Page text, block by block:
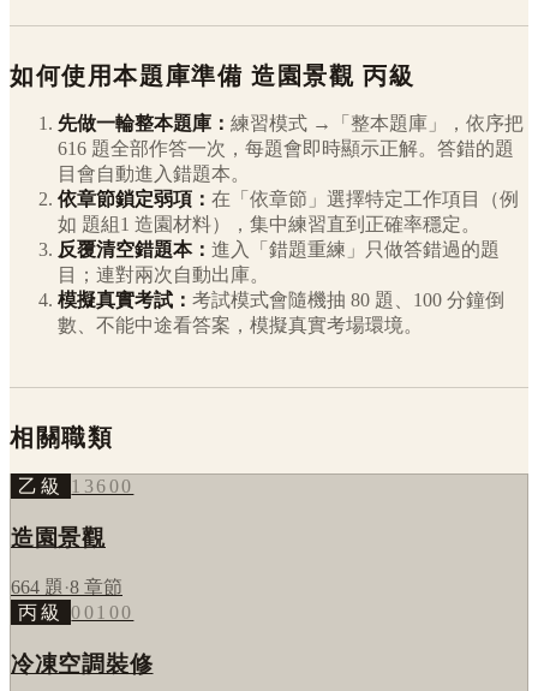
如何使用本題庫準備造園景觀 丙級
先做一輪整本題庫： 練習模式 →「整本題庫」，依序把
616 題全部作答一次，每題會即時顯示正解。答錯的題
目會自動進入錯題本。
依章節鎖定弱項： 在「依章節」選擇特定工作項目（例
如 題組1 造園材料），集中練習直到正確率穩定。
反覆清空錯題本： 進入「錯題重練」只做答錯過的題
目；連對兩次自動出庫。
模擬真實考試： 考試模式會隨機抽 80 題、100 分鐘倒
數、不能中途看答案，模擬真實考場環境。
相關職類
乙級 13600
造園景觀
664 題 ·8 章節
丙級
00100
冷凍空調裝修